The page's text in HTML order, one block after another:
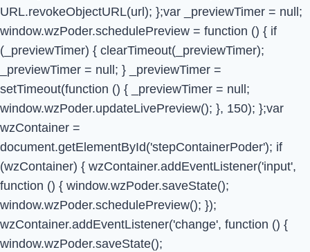
URL.revokeObjectURL(url); };var _previewTimer = null;
window.wzPoder.schedulePreview = function () { if
(_previewTimer) { clearTimeout(_previewTimer);
_previewTimer = null; } _previewTimer =
setTimeout(function () { _previewTimer = null;
window.wzPoder.updateLivePreview(); }, 150); };var
wzContainer =
document.getElementById('stepContainerPoder'); if
(wzContainer) { wzContainer.addEventListener('input',
function () { window.wzPoder.saveState();
window.wzPoder.schedulePreview(); });
wzContainer.addEventListener('change', function () {
window.wzPoder.saveState();